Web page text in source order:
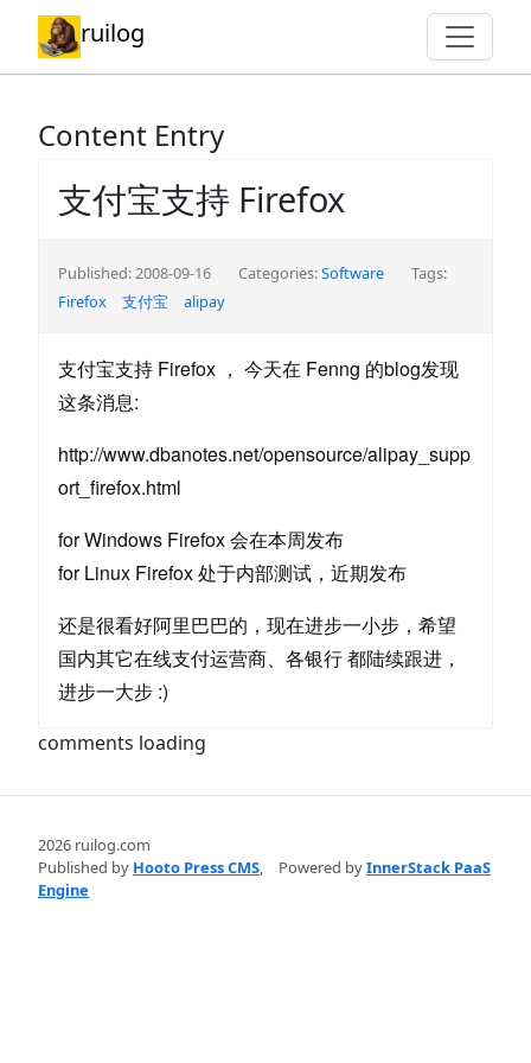
ruilog
Content Entry
支付宝支持 Firefox
Published: 2008-09-16 Categories:Software
Tags:
Firefox
支付宝 alipay
支付宝支持 Firefox ， 今天在 Fenng 的blog发现
这条消息:
http://www.dbanotes.net/opensource/alipay_supp
ort_firefox.html
for Windows Firefox 会在本周发布
for Linux Firefox 处于内部测试，近期发布
还是很看好阿里巴巴的，现在进步一小步，希望
国内其它在线支付运营商、各银行 都陆续跟进，
进步一大步 :)
comments loading
2026 ruilog.com
Published by Hooto Press CMS, Powered byInnerStack PaaS
Engine